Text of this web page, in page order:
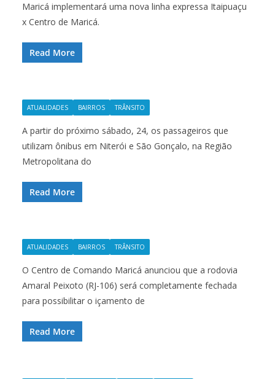
Maricá implementará uma nova linha expressa Itaipuaçu
x Centro de Maricá.
Read More
ATUALIDADES BAIRROS TRÂNSITO
A partir do próximo sábado, 24, os passageiros que
utilizam ônibus em Niterói e São Gonçalo, na Região
Metropolitana do
Read More
ATUALIDADES BAIRROS TRÂNSITO
O Centro de Comando Maricá anunciou que a rodovia
Amaral Peixoto (RJ-106) será completamente fechada
para possibilitar o içamento de
Read More